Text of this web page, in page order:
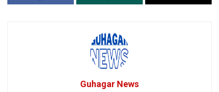
Guhagar News